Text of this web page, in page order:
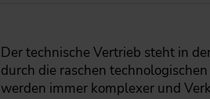
Der technische Vertrieb steht in
durch die raschen
werden immer komplexer und